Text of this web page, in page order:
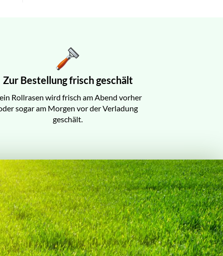
Zur Bestellung frisch geschält
Rollrasen wird frisch am Abend vorher
sogar am Morgen vor der Verladung
geschält.